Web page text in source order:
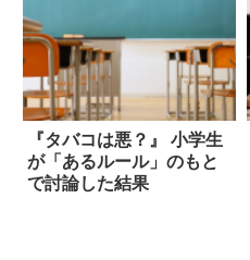
『タバコは悪？』 小学生
が「あるルール」のもと
で討論した結果